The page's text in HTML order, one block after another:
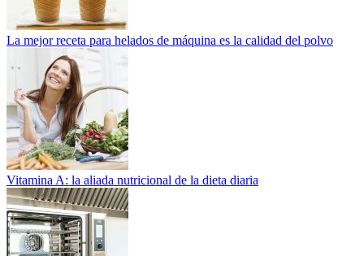
La mejor receta para helados de máquina es la calidad del polvo
Vitamina A: la aliada nutricional de la dieta diaria